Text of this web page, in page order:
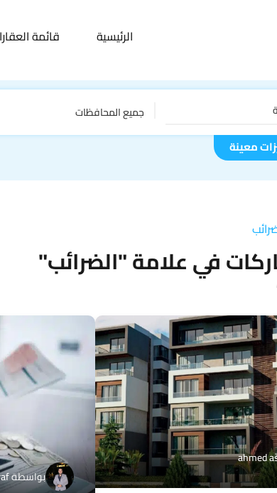
الرئيسية قائمة
جميع المحافظات
معينة
في علامة "الضرائب"
ahmed
بواسطة